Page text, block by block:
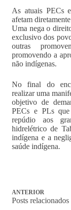
As atuais PECs
afetam
Uma nega o
exclusivo dos
outras
promovendo a
não indígenas.
No final do
realizar uma
objetivo de
PECs e PLs
repúdio aos
hidrelétrico de
indígena e a
saúde indígena.
ANTERIOR
Posts relacionados